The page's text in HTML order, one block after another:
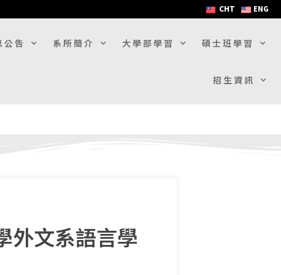
CHT ENG
公告 系所簡介 大學部學習 碩士班學習
招生資訊
外文系語言學